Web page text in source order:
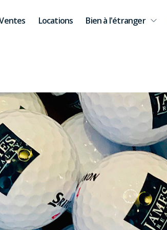
Locations Bien à l'étranger